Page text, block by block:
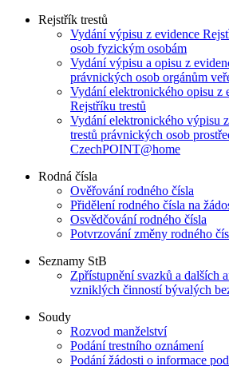
Rejstřík trestů
Vydání výpisu z evidence
osob fyzickým osobám
Vydání výpisu a opisu z
právnických osob orgánům
Vydání elektronického opisu z
Rejstříku trestů
Vydání elektronického výpisu
trestů právnických osob
CzechPOINT@home
Rodná čísla
Ověřování rodného čísla
Přidělení rodného čísla na
Osvědčování rodného čísla
Potvrzování změny rodného
Seznamy StB
Zpřístupnění svazků a dalších
vzniklých činností bývalých
Soudy
Rozvod manželství
Podání trestního oznámení
Podání žádosti o informace